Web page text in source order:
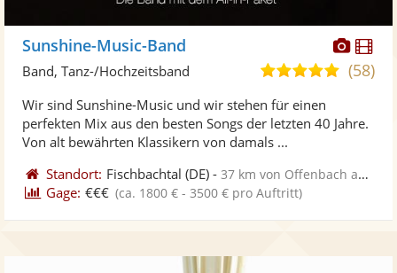
Sunshine-Music-Band
5,0
5
(58)
Band, Tanz-/Hochzeitsband
Wir sind Sunshine-Music und wir stehen für einen
perfekten Mix aus den besten Songs der letzten 40 Jahre.
Von alt bewährten Klassikern von damals ...
Standort: Fischbachtal (DE) -37 km von Offenbach am Main
Gage: €€€ (ca. 1800 € - 3500 € pro Auftritt)